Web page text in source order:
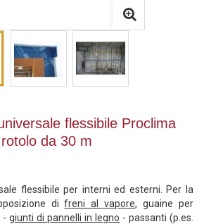
flessibile Proclima
da 30 m
flessibile per interni ed esterni. Per la
difreni al vapore, guaine per
- giunti di pannelli in legno - passanti (p.es.